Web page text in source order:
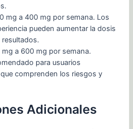
mg a 400 mg por semana. Los
pueden aumentar la dosis
resultados.
a 600 mg por semana.
para usuarios
comprenden los riesgos y
Adicionales